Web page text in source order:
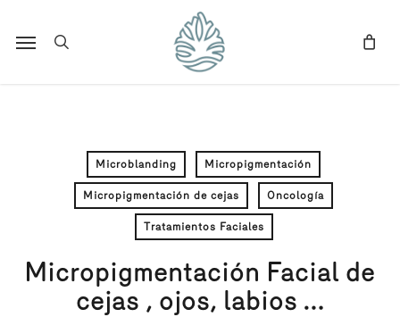
main
Microblanding Micropigmentación
Micropigmentación de cejas Oncología
Tratamientos Faciales
Micropigmentación Facial de
cejas , ojos, labios …